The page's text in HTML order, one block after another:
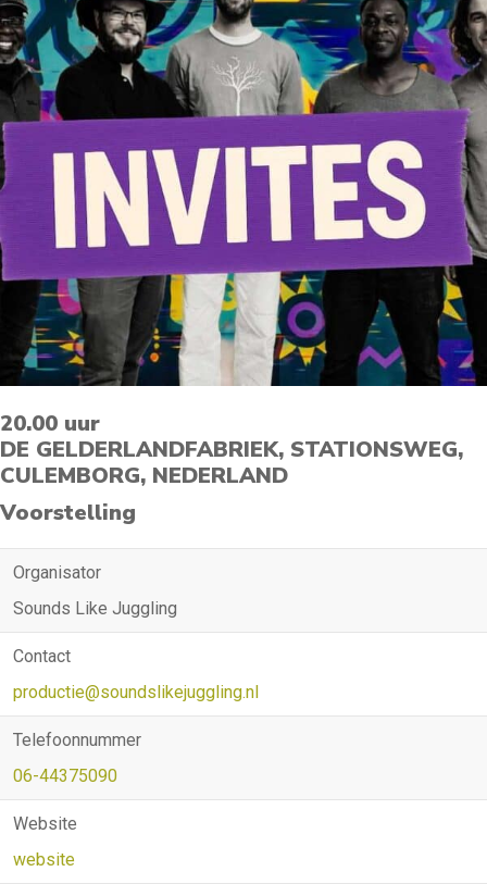
20.00 uur
DE GELDERLANDFABRIEK, STATIONSWEG,
CULEMBORG, NEDERLAND
Voorstelling
Organisator
Sounds Like Juggling
Contact
productie@soundslikejuggling.nl
Telefoonnummer
06-44375090
Website
website